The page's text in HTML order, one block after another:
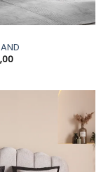
Prijsklasse: